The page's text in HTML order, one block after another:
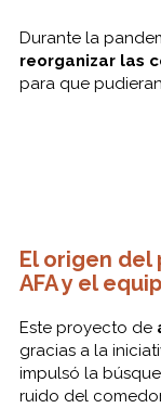
Durante la
reorganizar las
para que
El origen del
AFA y el
Este proyecto de
gracias a la
impulsó la
ruido del